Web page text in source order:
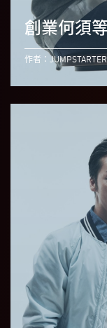
創業何須
作者：JUMPSTARTER